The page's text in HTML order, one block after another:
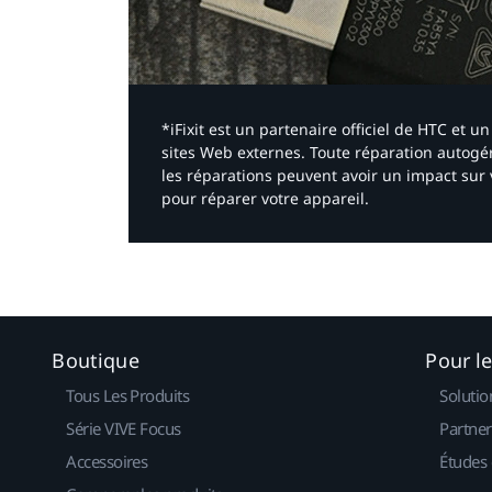
*iFixit est un partenaire officiel de HTC et
sites Web externes. Toute réparation
les réparations peuvent avoir un impact
pour réparer votre appareil.​
Boutique
Tous Les Produits
Série VIVE Focus
Accessoires
Pour
Études